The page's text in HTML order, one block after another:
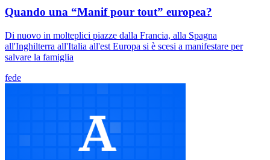
Quando una “Manif pour tout” europea?
Di nuovo in molteplici piazze dalla Francia, alla Spagna
all'Inghilterra all'Italia all'est Europa si è scesi a manifestare per
salvare la famiglia
fede